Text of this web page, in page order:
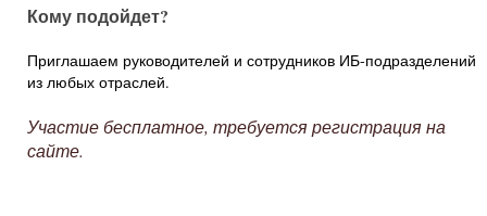
Кому подойдет?
Приглашаем руководителей и сотрудников ИБ-подразделений
из любых отраслей.
Участие бесплатное, требуется регистрация на
сайте.